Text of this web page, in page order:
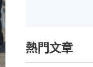
熱門文章